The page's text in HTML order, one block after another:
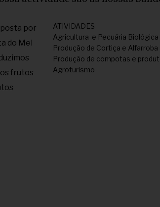
por
do Mel
frutos
ATIVIDADES
Agricultura e Pecuária Biológica
Produção de Cortiça e Alfarroba
Produção de compotas e
Agroturismo